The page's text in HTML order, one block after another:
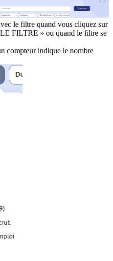
le filtre quand vous cliquez sur
FILTRE » ou quand le filtre se
compteur indique le nombre